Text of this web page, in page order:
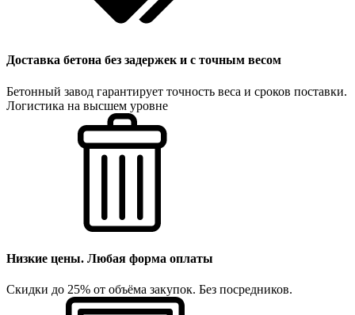
Доставка бетона без задержек и с точным весом
Бетонный завод гарантирует точность веса и сроков поставки.
Логистика на высшем уровне
Низкие цены. Любая форма оплаты
Скидки до 25% от объёма закупок. Без посредников.